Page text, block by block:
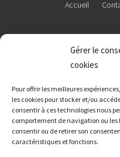
Gérer le
cookies
Pour offrir les meilleures
les cookies pour stocker et/ou
consentir à ces technologies nous
comportement de navigation ou les
consentir ou de retirer son
caractéristiques et fonctions.
Accueil